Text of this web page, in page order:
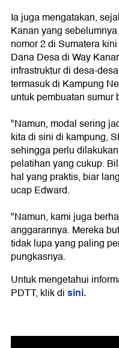
Ia juga mengatakan,
Kanan yang
nomor 2 di Sumatera
Dana Desa di Way
infrastruktur di desa-
termasuk di Kampung
untuk pembuatan sumur
"Namun, modal sering
kita di sini di kampung,
sehingga perlu
pelatihan yang cukup.
hal yang praktis, biar
ucap Edward.
"Namun, kami juga
anggarannya. Mereka
tidak lupa yang paling
pungkasnya.
Untuk mengetahui
PDTT, klik disini.